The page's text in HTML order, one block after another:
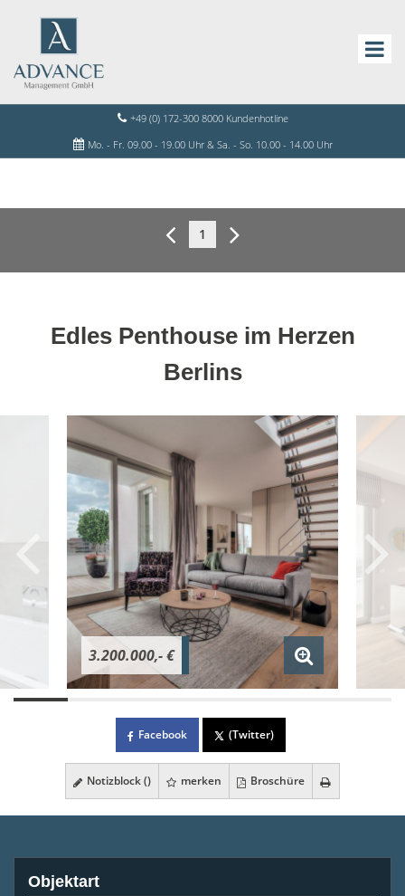
+49 (0) 172-300 8000 Kundenhotline
Mo. - Fr. 09.00 - 19.00 Uhr & Sa. - So. 10.00 - 14.00 Uhr
1
Edles Penthouse im Herzen
Berlins
3.200.000,- €
Facebook (Twitter)
Notizblock () merken Broschüre
Objektart